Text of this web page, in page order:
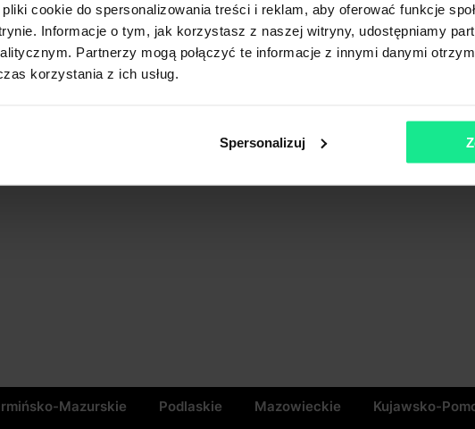
cookie do spersonalizowania treści i reklam, aby oferować funkcje
Informacje o tym, jak korzystasz z naszej witryny, udostępniamy
Partnerzy mogą połączyć te informacje z innymi danymi
korzystania z ich usług.
Spersonalizuj
Mazurskie Podlaskie Mazowieckie Kujawsko-